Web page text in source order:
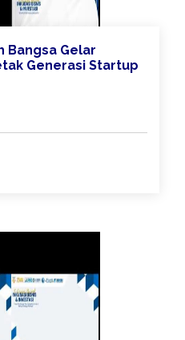
Bangsa Gelar
Generasi Startup